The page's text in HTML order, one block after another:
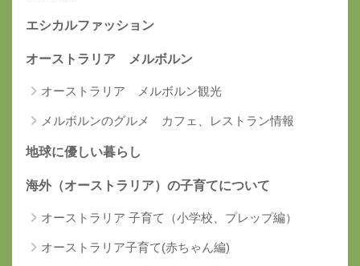
エシカルファッション
オーストラリア メルボルン
オーストラリア メルボルン観光
メルボルンのグルメ カフェ、レストラン情報
地球に優しい暮らし
海外（オーストラリア）の子育てについて
オーストラリア 子育て（小学校、プレップ編）
オーストラリア子育て(赤ちゃん編)